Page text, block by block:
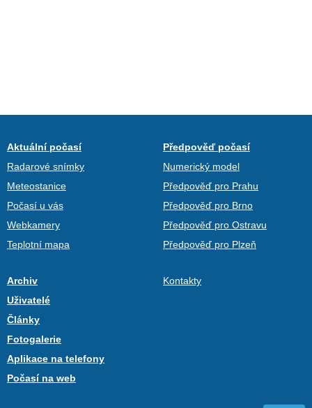
Aktuální počasí
Radarové snímky
Meteostanice
Počasí u vás
Webkamery
Teplotní mapa
Předpověď počasí
Numerický model
Předpověď pro Prahu
Předpověď pro Brno
Předpověď pro Ostravu
Předpověď pro Plzeň
Archiv
Uživatelé
Články
Fotogalerie
Aplikace na telefony
Počasí na web
Kontakty